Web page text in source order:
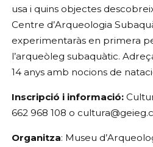
usa i quins objectes
Centre d’Arqueologia
experimentaràs en primera
l’arqueòleg subaquàtic.
14 anys amb nocions de
Inscripció i informació:
662 968 108 o
Organitza: Museu